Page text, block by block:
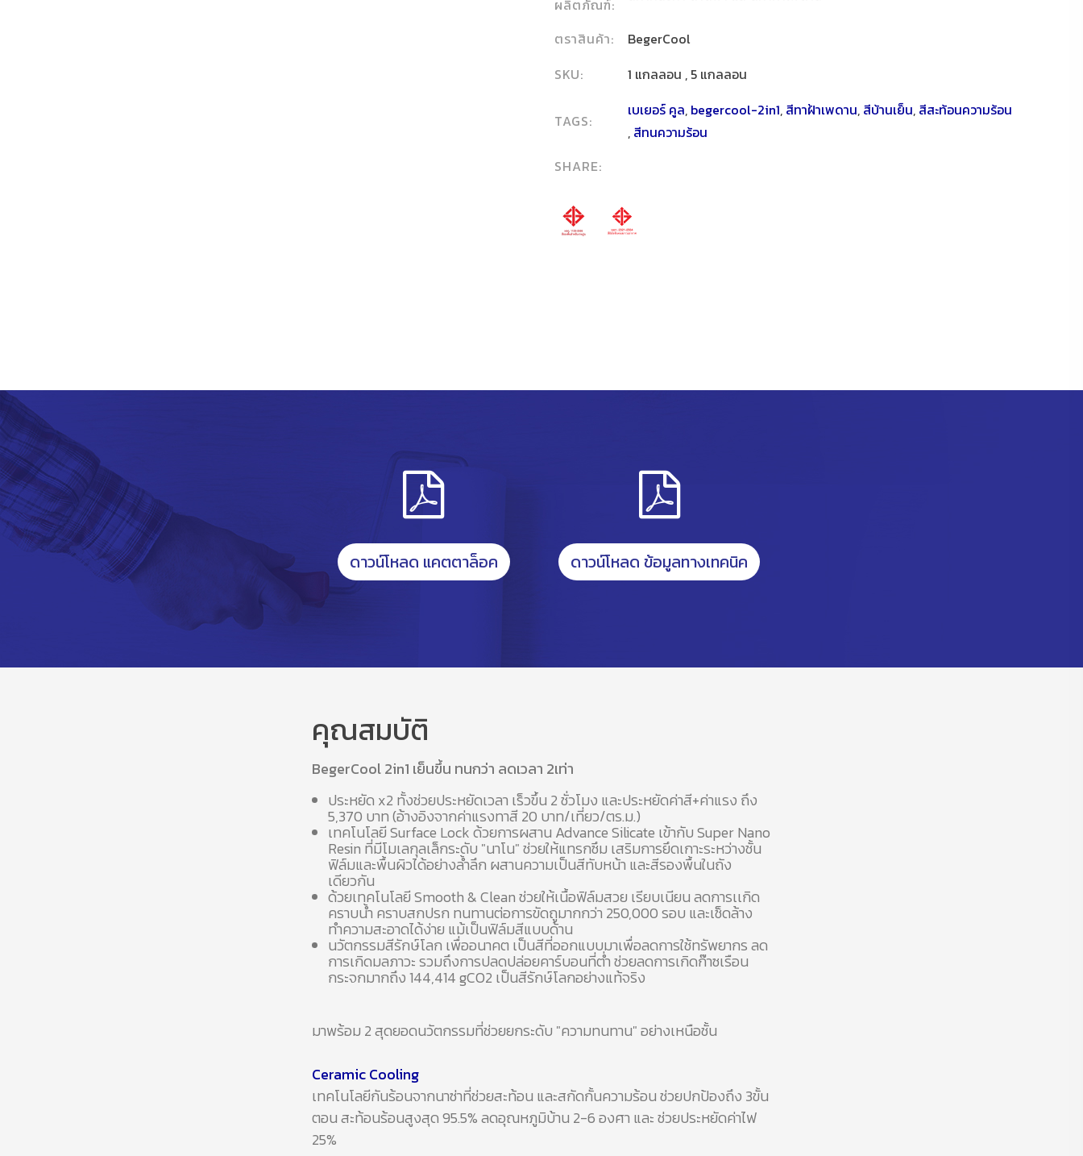
ผลิตภัณฑ์:
ตราสินค้า:
BegerCool
SKU:
1 แกลลอน , 5 แกลลอน
TAGS:
เบเยอร์ คูล, begercool-2in1, สีทาฝ้าเพดาน, สีบ้านเย็น, สีสะท้อนความร้อน
, สีทนความร้อน
SHARE:
ดาวน์โหลด แคตตาล็อค ดาวน์โหลด ข้อมูลทางเทคนิค
คุณสมบัติ
BegerCool 2in1 เย็นขึ้น ทนกว่า ลดเวลา 2เท่า
ประหยัด x2 ทั้งช่วยประหยัดเวลา เร็วขึ้น 2 ชั่วโมง และประหยัดค่าสี+ค่าแรง ถึง
5,370 บาท (อ้างอิงจากค่าแรงทาสี 20 บาท/เที่ยว/ตร.ม.)
เทคโนโลยี Surface Lock ด้วยการผสาน Advance Silicate เข้ากับ Super Nano
Resin ที่มีโมเลกุลเล็กระดับ "นาโน" ช่วยให้แทรกซึม เสริมการยึดเกาะระหว่างชั้น
ฟิล์มและพื้นผิวได้อย่างล้ำลึก ผสานความเป็นสีทับหน้า และสีรองพื้นในถัง
เดียวกัน
ด้วยเทคโนโลยี Smooth & Clean ช่วยให้เนื้อฟิล์มสวย เรียบเนียน ลดการเเกิด
คราบน้ำ คราบสกปรก ทนทานต่อการขัดถูมากกว่า 250,000 รอบ และเช็ดล้าง
ทำความสะอาดได้ง่าย แม้เป็นฟิล์มสีแบบด้าน
นวัตกรรมสีรักษ์โลก เพื่ออนาคต เป็นสีที่ออกแบบมาเพื่อลดการใช้ทรัพยากร ลด
การเกิดมลภาวะ รวมถึงการปลดปล่อยคาร์บอนที่ต่ำ ช่วยลดการเกิดก๊าซเรือน
กระจกมากถึง 144,414 gCO2 เป็นสีรักษ์โลกอย่างแท้จริง
มาพร้อม 2 สุดยอดนวัตกรรมที่ช่วยยกระดับ "ความทนทาน" อย่างเหนือชั้น
Ceramic Cooling
เทคโนโลยีกันร้อนจากนาซ่าที่ช่วยสะท้อน และสกัดกั้นความร้อน ช่วยปกป้องถึง 3ขั้น
ตอน สะท้อนร้อนสูงสุด 95.5% ลดอุณหภูมิบ้าน 2-6 องศา และ ช่วยประหยัดค่าไฟ
25%